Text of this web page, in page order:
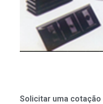
Solicitar uma cotação